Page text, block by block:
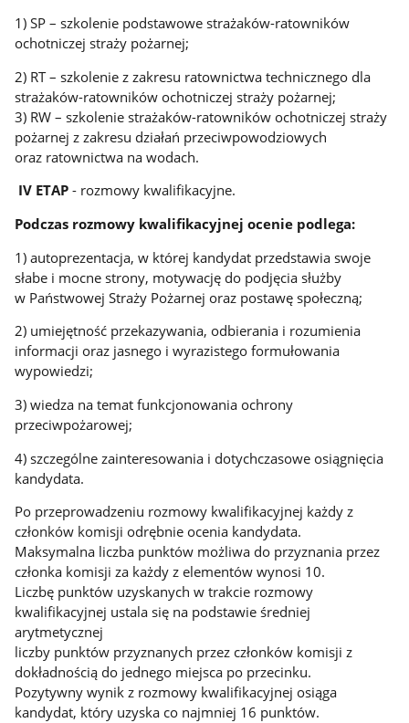
1) SP – szkolenie podstawowe strażaków-ratowników
ochotniczej straży pożarnej;
2) RT – szkolenie z zakresu ratownictwa technicznego dla
strażaków-ratowników ochotniczej straży pożarnej;
3) RW – szkolenie strażaków-ratowników ochotniczej straży
pożarnej z zakresu działań przeciwpowodziowych
oraz ratownictwa na wodach.
IV ETAP- rozmowy kwalifikacyjne.
Podczas rozmowy kwalifikacyjnej ocenie podlega:
1) autoprezentacja, w której kandydat przedstawia swoje
słabe i mocne strony, motywację do podjęcia służby
w Państwowej Straży Pożarnej oraz postawę społeczną;
2) umiejętność przekazywania, odbierania i rozumienia
informacji oraz jasnego i wyrazistego formułowania
wypowiedzi;
3) wiedza na temat funkcjonowania ochrony
przeciwpożarowej;
4) szczególne zainteresowania i dotychczasowe osiągnięcia
kandydata.
Po przeprowadzeniu rozmowy kwalifikacyjnej każdy z
członków komisji odrębnie ocenia kandydata.
Maksymalna liczba punktów możliwa do przyznania przez
członka komisji za każdy z elementów wynosi 10.
Liczbę punktów uzyskanych w trakcie rozmowy
kwalifikacyjnej ustala się na podstawie średniej
arytmetycznej
liczby punktów przyznanych przez członków komisji z
dokładnością do jednego miejsca po przecinku.
Pozytywny wynik z rozmowy kwalifikacyjnej osiąga
kandydat, który uzyska co najmniej 16 punktów.